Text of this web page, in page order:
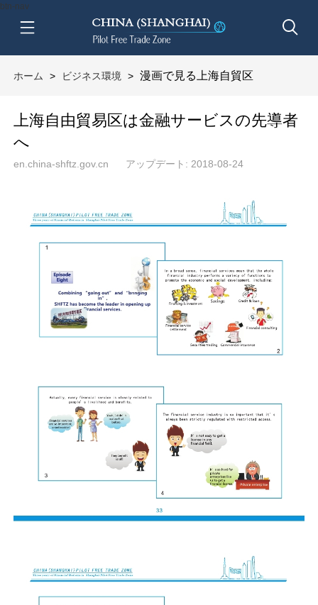
btn-nav
ホーム > ビジネス環境 > 漫画で見る上海自貿区
上海自由貿易区は金融サービスの先導者
へ
en.china-shftz.gov.cn アップデート: 2018-08-24